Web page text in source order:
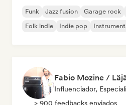
Funk Jazz fusion Garage rock
Folk indie
Indie pop
Fabio Mozine /
Influenciador,
> 900 feedbacks enviados